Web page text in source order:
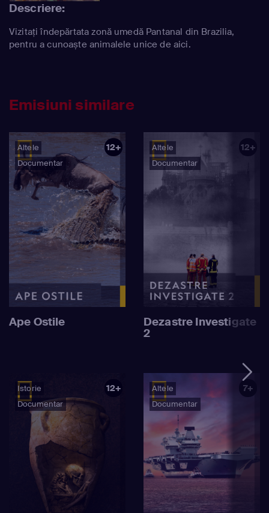
Descriere:
Vizitați îndepărtata zonă umedă Pantanal din Brazilia,
pentru a cunoaște animalele unice de aici.
Emisiuni similare
Altele
Documentar
12+
Ape Ostile
Altele
Documentar
12+
Dezastre Investigate
2
Istorie
Documentar
12+
Altele
Documentar
7+